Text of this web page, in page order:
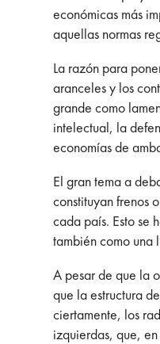
económicas más
aquellas normas
La razón para
aranceles y los
grande como
intelectual, la
economías de
El gran tema a
constituyan frenos
cada país. Esto se
también como una
A pesar de que la
que la estructura
ciertamente, los
izquierdas, que,